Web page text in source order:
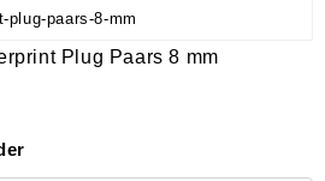
plug-paars-8-mm
Plug Paars 8 mm